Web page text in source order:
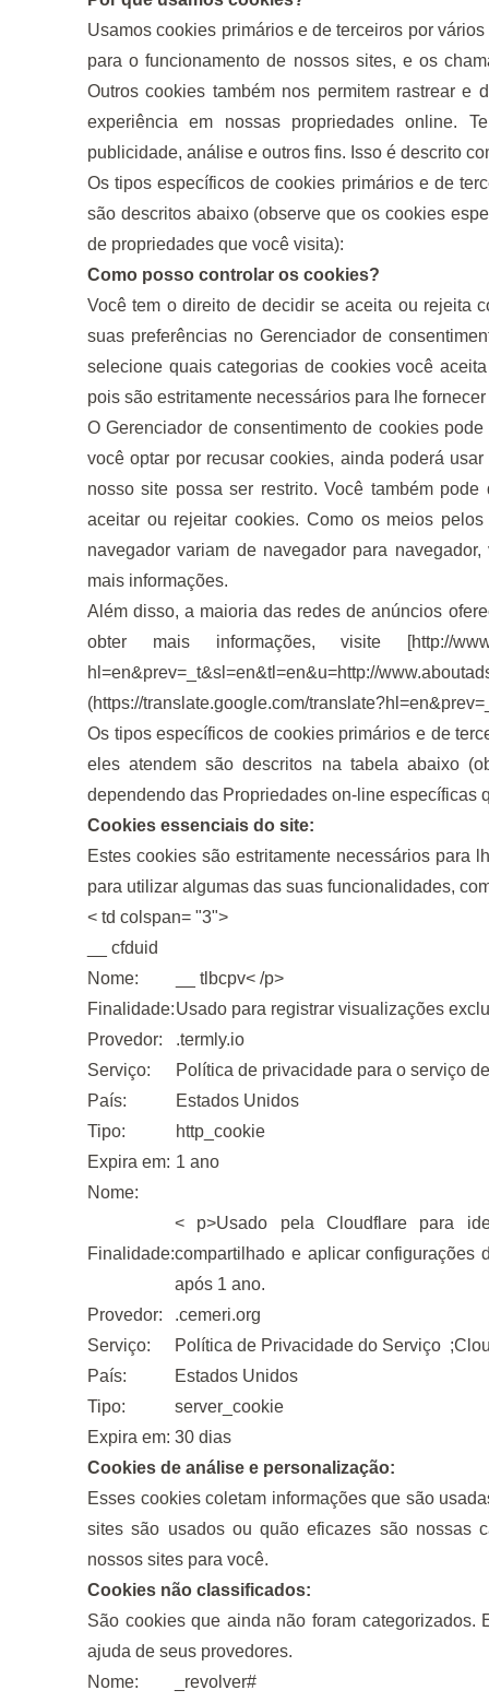
Usamos cookies primários e de terceiros por
para o funcionamento de nossos sites, e os
Outros cookies também nos permitem rastrear e
experiência em nossas propriedades online.
publicidade, análise e outros fins. Isso é descrito
Os tipos específicos de cookies primários e de
são descritos abaixo (observe que os cookies
de propriedades que você visita):
Como posso controlar os cookies?
Você tem o direito de decidir se aceita ou rejeita
suas preferências no Gerenciador de
selecione quais categorias de cookies você
pois são estritamente necessários para lhe
O Gerenciador de consentimento de cookies
você optar por recusar cookies, ainda poderá
nosso site possa ser restrito. Você também
aceitar ou rejeitar cookies. Como os meios
navegador variam de navegador para
mais informações.
Além disso, a maioria das redes de anúncios
obter mais informações, visite [http://
hl=en&prev=_t&sl=en&tl=en&u=http://
(https://translate.google.com/
Os tipos específicos de cookies primários e de
eles atendem são descritos na tabela abaixo
dependendo das Propriedades on-line específicas
Cookies essenciais do site:
Estes cookies são estritamente necessários para
para utilizar algumas das suas funcionalidades,
< td colspan= "3">
__ cfduid
Nome:
__ tlbcpv< /p>
Finalidade:Usado para registrar visualizações
Provedor:
.termly.io
Serviço:
Política de privacidade para o serviço de
País:
Estados Unidos
Tipo:
http_cookie
Expira em: 1 ano
Nome:
Finalidade:
< p>Usado pela Cloudflare para
compartilhado e aplicar configurações
após 1 ano.
Provedor:
.cemeri.org
Serviço:
Política de Privacidade do Serviço
País:
Estados Unidos
Tipo:
server_cookie
Expira em: 30 dias
Cookies de análise e personalização:
Esses cookies coletam informações que são
sites são usados ​​ou quão eficazes são nossas
nossos sites para você.
Cookies não classificados:
São cookies que ainda não foram
ajuda de seus provedores.
Nome:
_revolver#